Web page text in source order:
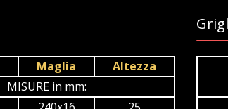
Maglia
Altezza
MISURE in mm: